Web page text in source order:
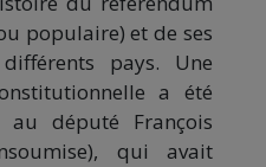
populaire) et de ses
pays. Une
a été
au député François
qui avait